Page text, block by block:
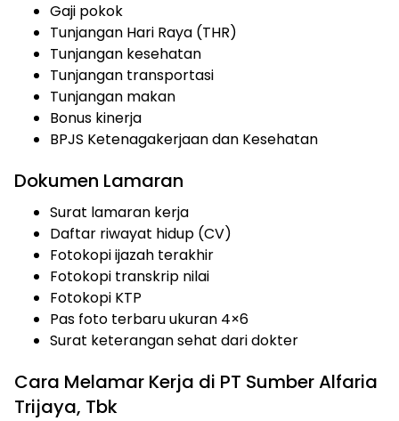
Gaji pokok
Tunjangan Hari Raya (THR)
Tunjangan kesehatan
Tunjangan transportasi
Tunjangan makan
Bonus kinerja
BPJS Ketenagakerjaan dan Kesehatan
Dokumen Lamaran
Surat lamaran kerja
Daftar riwayat hidup (CV)
Fotokopi ijazah terakhir
Fotokopi transkrip nilai
Fotokopi KTP
Pas foto terbaru ukuran 4×6
Surat keterangan sehat dari dokter
Cara Melamar Kerja di PT Sumber Alfaria
Trijaya, Tbk